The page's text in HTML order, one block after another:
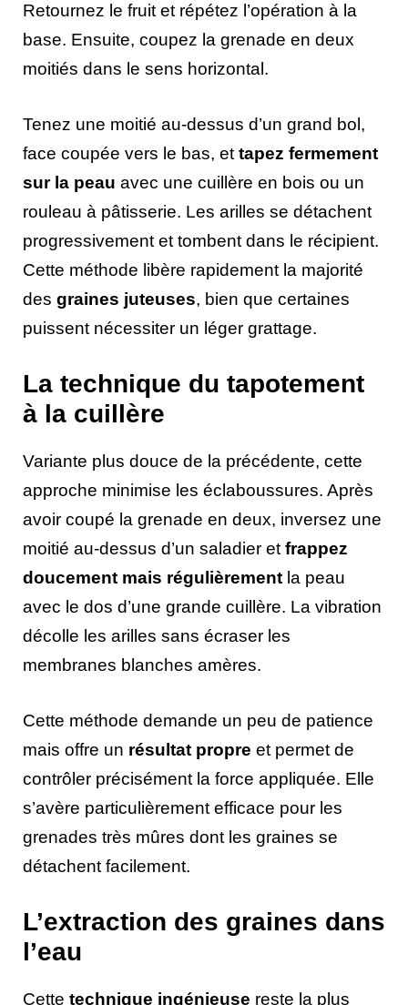
Retournez le fruit et répétez l’opération à la
base. Ensuite, coupez la grenade en deux
moitiés dans le sens horizontal.
Tenez une moitié au-dessus d’un grand bol,
face coupée vers le bas, et tapez fermement
sur la peau avec une cuillère en bois ou un
rouleau à pâtisserie. Les arilles se détachent
progressivement et tombent dans le récipient.
Cette méthode libère rapidement la majorité
des graines juteuses, bien que certaines
puissent nécessiter un léger grattage.
La technique du tapotement
à la cuillère
Variante plus douce de la précédente, cette
approche minimise les éclaboussures. Après
avoir coupé la grenade en deux, inversez une
moitié au-dessus d’un saladier etfrappez
doucement mais régulièrement la peau
avec le dos d’une grande cuillère. La vibration
décolle les arilles sans écraser les
membranes blanches amères.
Cette méthode demande un peu de patience
mais offre un résultat propre et permet de
contrôler précisément la force appliquée. Elle
s’avère particulièrement efficace pour les
grenades très mûres dont les graines se
détachent facilement.
L’extraction des graines dans
l’eau
Cette technique ingénieuse reste la plus